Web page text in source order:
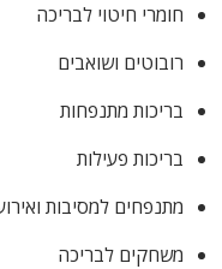
חומרי חיטוי לבריכה
רובוטים ושואבים
בריכות מתנפחות
בריכות פעילות
מתנפחים למסיבות
משחקים לבריכה